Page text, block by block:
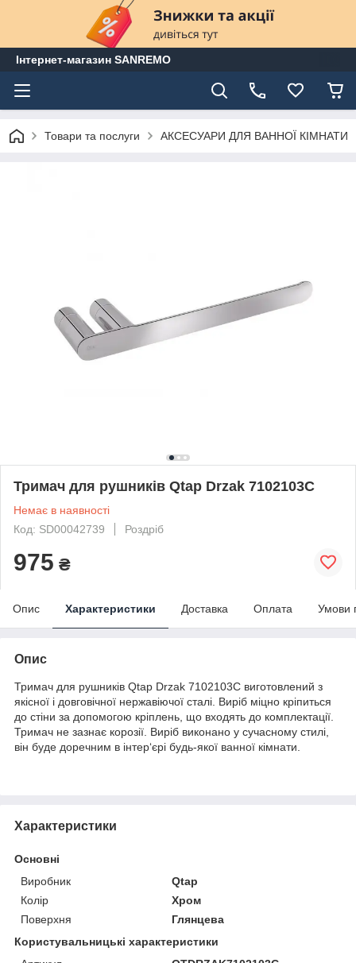
Інтернет-магазин SANREMO
Товари та послуги АКСЕСУАРИ ДЛЯ ВАННОЇ КІМНАТИ
Тримач для рушників Qtap Drzak 7102103C
Немає в наявності
Код: SD00042739
Роздріб
975 ₴
Опис Характеристики Доставка Оплата Умови
Опис
Тримач для рушників Qtap Drzak 7102103C виготовлений з
якісної і довговічної нержавіючої сталі. Виріб міцно кріпиться
до стіни за допомогою кріплень, що входять до комплектації.
Тримач не зазнає корозії. Виріб виконано у сучасному стилі,
він буде доречним в інтер‘єрі будь-якої ванної кімнати.
Характеристики
Основні
Виробник
Qtap
Колір
Хром
Поверхня
Глянцева
Користувальницькі характеристики